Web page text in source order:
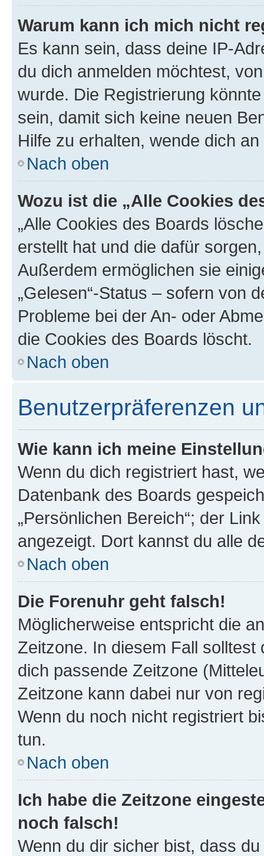
Warum kann ich mich nicht
Es kann sein, dass deine IP-
du dich anmelden möchtest,
wurde. Die Registrierung
sein, damit sich keine neuen
Hilfe zu erhalten, wende dich
Nach oben
Wozu ist die „Alle Cookies
„Alle Cookies des Boards
erstellt hat und die dafür
Außerdem ermöglichen sie
„Gelesen“-Status – sofern von
Probleme bei der An- oder
die Cookies des Boards löscht.
Nach oben
Benutzerpräferenzen
Wie kann ich meine
Wenn du dich registriert hast,
Datenbank des Boards
„Persönlichen Bereich“; der
angezeigt. Dort kannst du alle
Nach oben
Die Forenuhr geht falsch!
Möglicherweise entspricht die
Zeitzone. In diesem Fall solltest
dich passende Zeitzone
Zeitzone kann dabei nur von
Wenn du noch nicht registriert
tun.
Nach oben
Ich habe die Zeitzone
noch falsch!
Wenn du dir sicher bist, dass